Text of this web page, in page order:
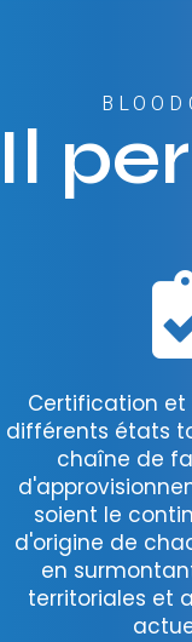
Il
Certification
différents états
chaîne de
soient le
d'origine de
en
territoriales et